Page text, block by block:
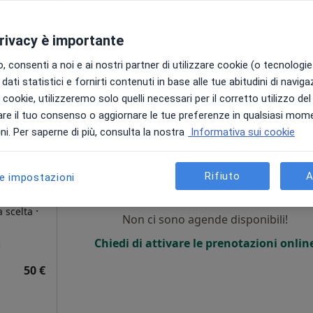
per visite di persona. Prova invece le consulenze
scelta·
50 €
11 Ago 12 Ago
Non ci sono agende disponibili!
Chiedi di attivare le prenotazioni
è importante
consenti a noi e ai nostri partner di utilizzare cookie (o
statistici e fornirti contenuti in base alle tue abitudini di
utilizzeremo solo quelli necessari per il corretto utilizzo
il tuo consenso o aggiornare le tue preferenze in qualsiasi
Per saperne di più, consulta la nostra Informativa sui cookie
impostazioni Rifiuto